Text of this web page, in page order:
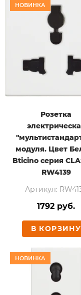
НОВИНКА
Розетка
модуля. Цвет
Bticino серия
RW4139
Артикул:
1792 руб.
В КОРЗИНУ
НОВИНКА